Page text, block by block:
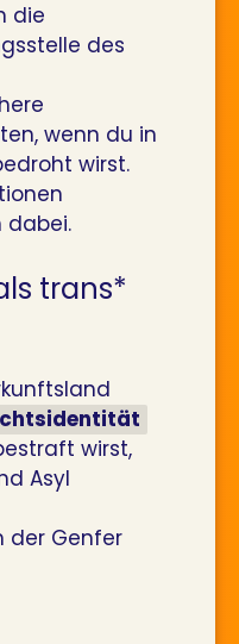
die
des
wenn du in
wirst.
dabei.
trans*
wirst,
Asyl
der Genfer